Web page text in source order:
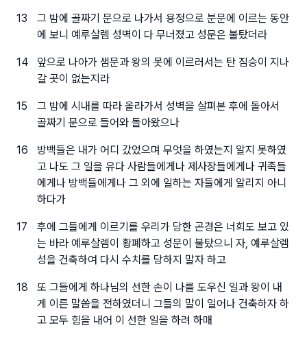
13
그 밤에 골짜기 문으로 나가서 용정으로 분문에 이르는 동안
에 보니 예루살렘 성벽이 다 무너졌고 성문은 불탔더라
14
앞으로 나아가 샘문과 왕의 못에 이르러서는 탄 짐승이 지나
갈 곳이 없는지라
15
그 밤에 시내를 따라 올라가서 성벽을 살펴본 후에 돌아서
골짜기 문으로 들어와 돌아왔으나
16
방백들은 내가 어디 갔었으며 무엇을 하였는지 알지 못하였
고 나도 그 일을 유다 사람들에게나 제사장들에게나 귀족들
에게나 방백들에게나 그 외에 일하는 자들에게 알리지 아니
하다가
17
후에 그들에게 이르기를 우리가 당한 곤경은 너희도 보고 있
는 바라 예루살렘이 황폐하고 성문이 불탔으니 자, 예루살렘
성을 건축하여 다시 수치를 당하지 말자 하고
18
또 그들에게 하나님의 선한 손이 나를 도우신 일과 왕이 내
게 이른 말씀을 전하였더니 그들의 말이 일어나 건축하자 하
고 모두 힘을 내어 이 선한 일을 하려 하매